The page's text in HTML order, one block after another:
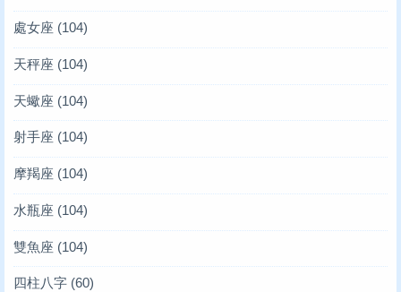
處女座 (104)
天秤座 (104)
天蠍座 (104)
射手座 (104)
摩羯座 (104)
水瓶座 (104)
雙魚座 (104)
四柱八字 (60)